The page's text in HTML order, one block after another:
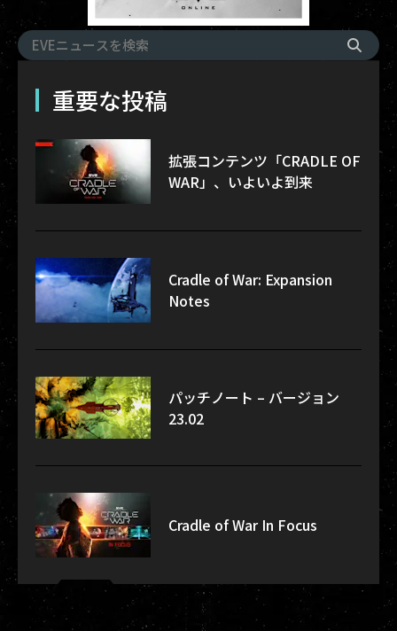
重要な投稿
拡張コンテンツ「CRADLE OF
WAR」、いよいよ到来
Cradle of War: Expansion
Notes
パッチノート – バージョン
23.02
Cradle of War In Focus